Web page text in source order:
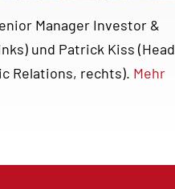
Manager Investor &
und Patrick Kiss (Head
Relations, rechts). Mehr